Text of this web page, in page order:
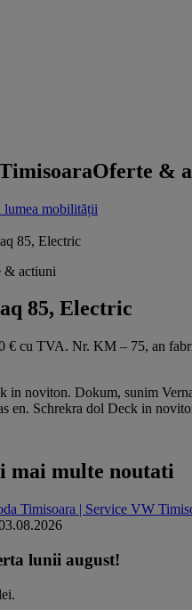
Oferte &
mobilității
85, Electric
& actiuni
85, Electric
€ cu TVA. Nr. KM – 75, an
in noviton. Dokum, sunim
en. Schrekra dol Deck in
mai multe noutati
lunii august!